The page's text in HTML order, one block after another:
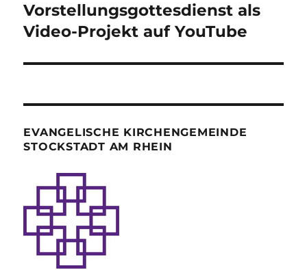
Nächster
Beitrag:
Vorstellungsgottesdienst als
Video-Projekt auf YouTube
EVANGELISCHE KIRCHENGEMEINDE
STOCKSTADT AM RHEIN